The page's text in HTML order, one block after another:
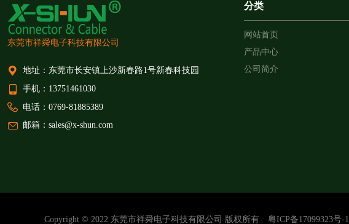
东莞市祥舜电子科技有限公司
地址：东莞市长安镇上沙新春路1号新春科技园
手机：13751461030
电话：0769-81885389
邮箱：sales@x-shun.com
分类
网站首页
产品中心
公司简介
Copyright © 2022 东莞市祥舜电子科技有限公司 版权所有 粤ICP备17099323号-1